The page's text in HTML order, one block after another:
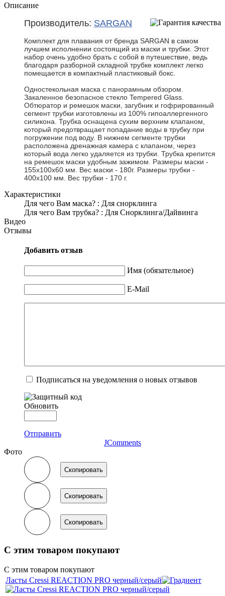
Описание
Производитель: SARGAN
Комплект для плавания от бренда SARGAN в самом
лучшем исполнении состоящий из маски и трубки. Этот
набор очень удобно брать с собой в путешествие, ведь
благодаря разборной складной трубке комплект легко
помещается в компактный пластиковый бокс.
Одностекольная маска с панорамным обзором.
Закаленное безопасное стекло Tempered Glass.
Обтюратор и ремешок маски, загубник и гофрированный
сегмент трубки изготовлены из 100% гипоаллергенного
силикона. Трубка оснащена сухим верхним клапаном,
который предотвращает попадание воды в трубку при
погружении под воду. В нижнем сегменте трубки
расположена дренажная камера с клапаном, через
который вода легко удаляется из трубки. Трубка крепится
на ремешок маски удобным зажимом. Размеры маски -
155х100х60 мм. Вес маски - 180г. Размеры трубки -
400х100 мм. Вес трубки - 170 г.
Характеристики
Для чего Вам маска? : Для снорклинга
Для чего Вам трубка? : Для Снорклинга/Дайвинга
Видео
Отзывы
Добавить отзыв
Имя (обязательное)
E-Mail
Подписаться на уведомления о новых отзывов
Обновить
Отправить
JComments
Фото
Скопировать
Скопировать
Скопировать
С этим товаром покупают
С этим товаром покупают
Ласты Cressi REACTION PRO черный/серый